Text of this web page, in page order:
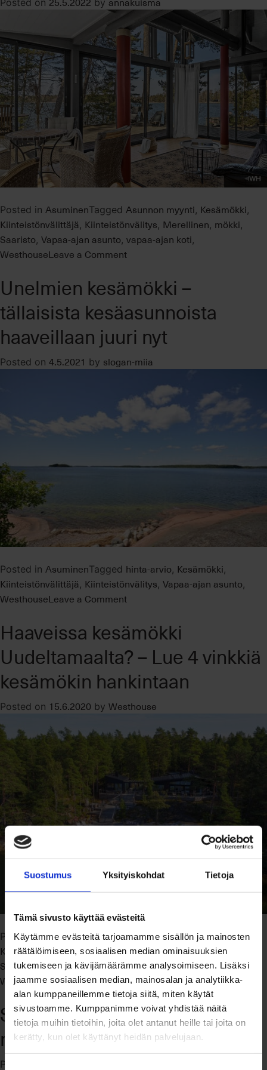
Suostumus Yksityiskohdat Tietoja
Tämä sivusto käyttää evästeitä
Käytämme evästeitä tarjoamamme sisällön ja mainosten
räätälöimiseen, sosiaalisen median ominaisuuksien
tukemiseen ja kävijämäärämme analysoimiseen. Lisäksi
jaamme sosiaalisen median, mainosalan ja analytiikka-
alan kumppaneillemme tietoja siitä, miten käytät
sivustoamme. Kumppanimme voivat yhdistää näitä
tietoja muihin tietoihin, joita olet antanut heille tai joita on
kerätty, kun olet käyttänyt heidän palvelujaan.
Posted in AsuminenTagged Asunnon myynti, Kesämökki,
Kiinteistönvälittäjä, Kiinteistönvälitys, Merellinen, mökki,
Saaristo, Vapaa-ajan asunto, vapaa-ajan koti,
WesthouseLeave a Commenton
myydään
nyt
–
vinkit
myyntiin
Unelmien kesämökki –
tällaisista kesäasunnoista
haaveillaan juuri nyt
Posted on 4.5.2021 by slogan-miia
Posted in AsuminenTagged hinta-arvio, Kesämökki,
Kiinteistönvälittäjä , Kiinteistönvälitys, Vapaa-ajan asunto,
WesthouseLeave a Commenton
kesämökki
–
tällaisista
haaveillaan
nyt
Haaveissa kesämökki
Uudeltamaalta? – Lue 4 vinkkiä
kesämökin hankintaan
Posted on 15.6.2020 by Westhouse
Posted inKoditTaggedKesämökki,Kiinteistönvälittäjä,
Kiinteistönvälitys, Maalaisromantiikkaa,Merellinen,mökki
Saaristo,Vapaa-ajan asunto,vapaa-ajan koti,
Westhouse Leave a Commenton
Haaveissa
kesämökki
Uudeltamaalta?
–
Lue
Sadunomaista
mökkitunnelmaa
Posted on